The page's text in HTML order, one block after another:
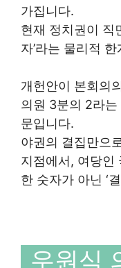
가집니다.
현재 정치권이 직
자’라는 물리적
개헌안이 본회의
의원 3분의 2라
문입니다.
야권의 결집만으
지점에서, 여당인
한 숫자가 아닌 ‘
우원식